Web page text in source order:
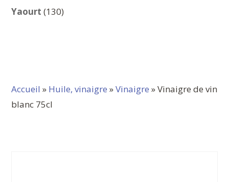
produits
Yaourt 130130
Accueil » Huile, vinaigre »Vinaigre » Vinaigre de vin
blanc 75cl